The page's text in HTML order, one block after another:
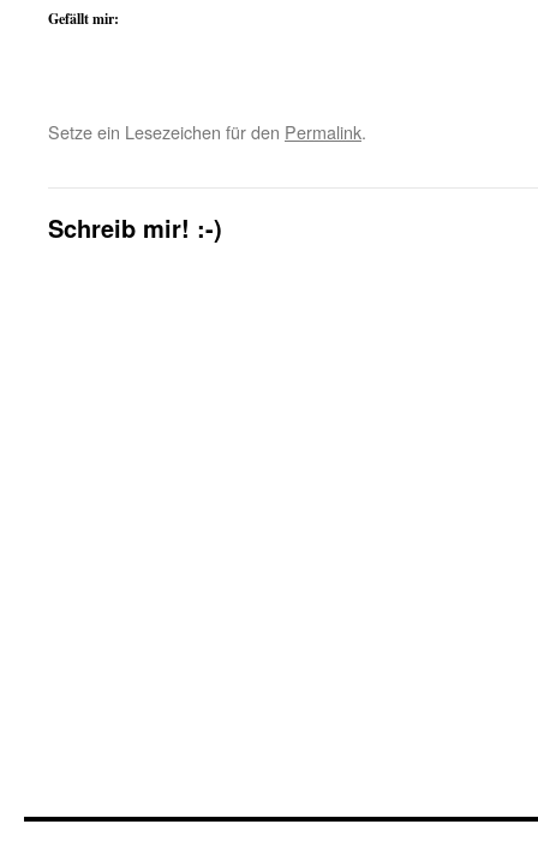
Gefällt mir:
Setze ein Lesezeichen für den Permalink.
Schreib mir! :-)